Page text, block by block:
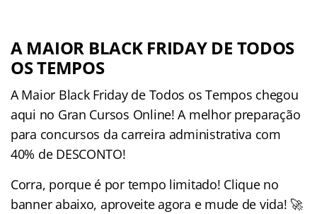
A MAIOR BLACK FRIDAY DE TODOS
OS TEMPOS
A Maior Black Friday de Todos os Tempos chegou
aqui no Gran Cursos Online! A melhor preparação
para concursos da carreira administrativa com
40% de DESCONTO!
Corra, porque é por tempo limitado! Clique no
banner abaixo, aproveite agora e mude de vida! 🚀